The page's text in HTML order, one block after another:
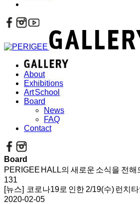
About
Exhibitions
Art School
Board
News
FAQ
Contact
Board
PERIGEE HALL의 새로운 소식을 전해
131
[뉴스] 코로나19로 인한 2/19(수) 런치
2020-02-05